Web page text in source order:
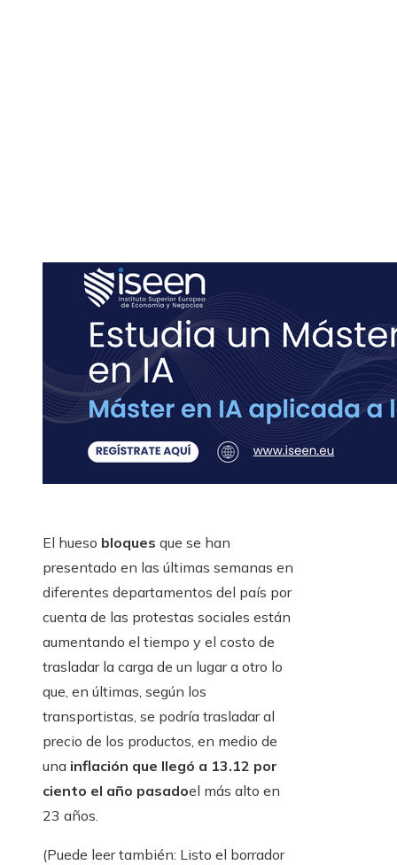
El hueso bloques que se han
presentado en las últimas semanas en
diferentes departamentos del país por
cuenta de las protestas sociales están
aumentando el tiempo y el costo de
trasladar la carga de un lugar a otro lo
que, en últimas, según los
transportistas, se podría trasladar al
precio de los productos, en medio de
una inflación que llegó a 13.12 por
ciento el año pasadoel más alto en
23 años.
(Puede leer también: Listo el borrador